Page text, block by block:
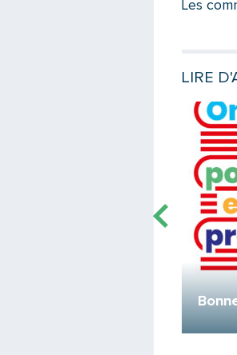
Les
LIRE
Lire la